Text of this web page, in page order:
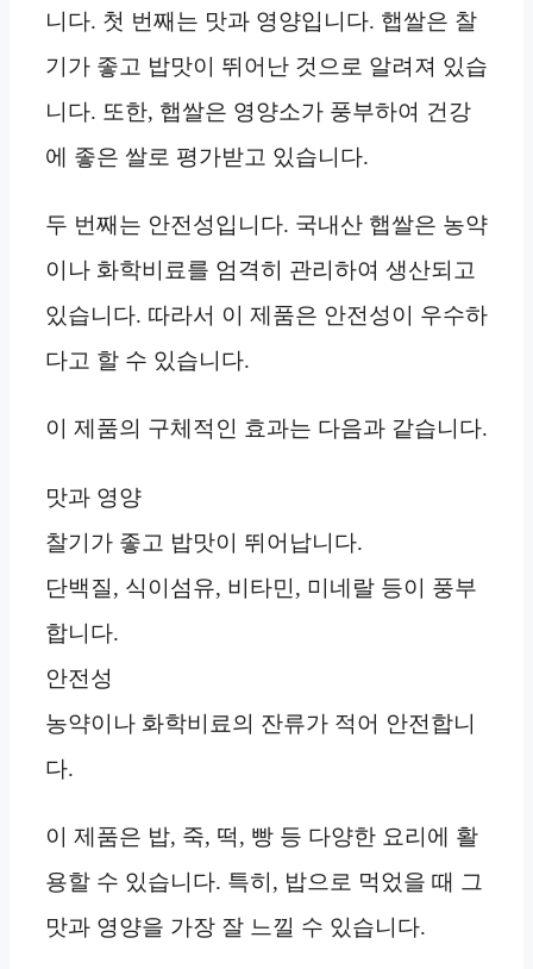
니다. 첫 번째는 맛과 영양입니다. 햅쌀은 찰
기가 좋고 밥맛이 뛰어난 것으로 알려져 있습
니다. 또한, 햅쌀은 영양소가 풍부하여 건강
에 좋은 쌀로 평가받고 있습니다.
두 번째는 안전성입니다. 국내산 햅쌀은 농약
이나 화학비료를 엄격히 관리하여 생산되고
있습니다. 따라서 이 제품은 안전성이 우수하
다고 할 수 있습니다.
이 제품의 구체적인 효과는 다음과 같습니다.
맛과 영양
찰기가 좋고 밥맛이 뛰어납니다.
단백질, 식이섬유, 비타민, 미네랄 등이 풍부
합니다.
안전성
농약이나 화학비료의 잔류가 적어 안전합니
다.
이 제품은 밥, 죽, 떡, 빵 등 다양한 요리에 활
용할 수 있습니다. 특히, 밥으로 먹었을 때 그
맛과 영양을 가장 잘 느낄 수 있습니다.